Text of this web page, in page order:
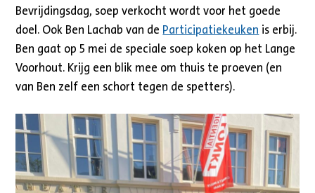
Bevrijdingsdag, soep verkocht wordt voor het goede
doel. Ook Ben Lachab van de Participatiekeuken is erbij.
Ben gaat op 5 mei de speciale soep koken op het Lange
Voorhout. Krijg een blik mee om thuis te proeven (en
van Ben zelf een schort tegen de spetters).